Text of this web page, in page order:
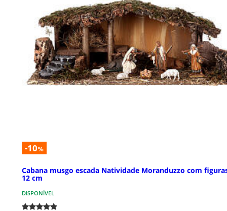
-10%
Cabana musgo escada Natividade Moranduzzo com
12 cm
DISPONÍVEL